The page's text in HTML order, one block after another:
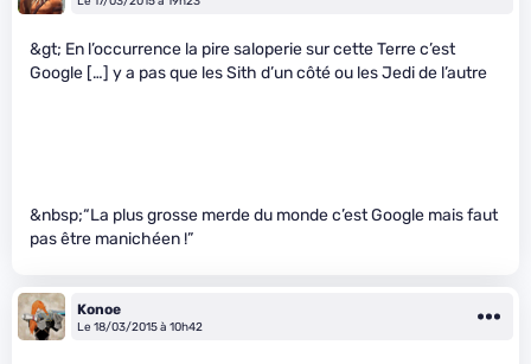
&gt; En l’occurrence la pire saloperie sur cette Terre c’est
Google […] y a pas que les Sith d’un côté ou les Jedi de l’autre
&nbsp;“La plus grosse merde du monde c’est Google mais faut
pas être manichéen !”
Konoe
Le 18/03/2015 à 10h42